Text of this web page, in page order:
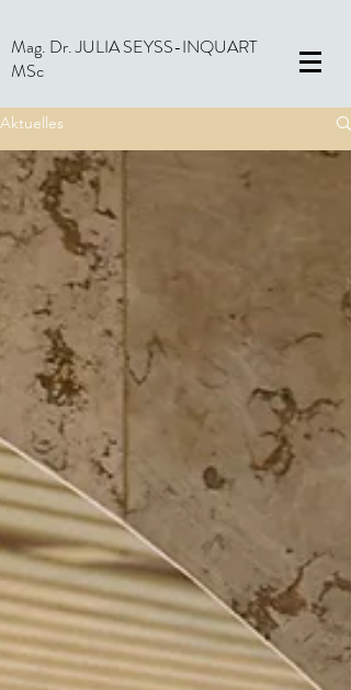
Mag. Dr. JULIA SEYSS-INQUART
MSc
Aktuelles